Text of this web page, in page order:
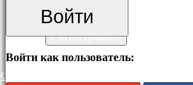
Категории
Экшн-
Войти
Регистрация
Войти
Войти как пользователь: